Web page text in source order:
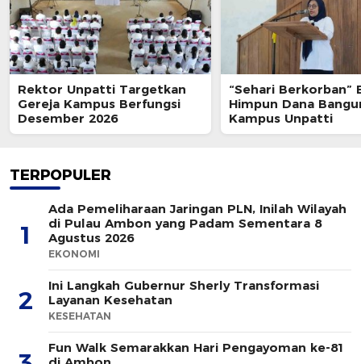
Rektor Unpatti Targetkan
Gereja Kampus Berfungsi
Desember 2026
“Sehari Berkorban”
Himpun Dana
Kampus Unpatti
TERPOPULER
1
Ada Pemeliharaan Jaringan PLN, Inilah Wilayah
di Pulau Ambon yang Padam Sementara 8
Agustus 2026
EKONOMI
2
Ini Langkah Gubernur Sherly Transformasi
Layanan Kesehatan
KESEHATAN
Fun Walk Semarakkan Hari Pengayoman ke-81